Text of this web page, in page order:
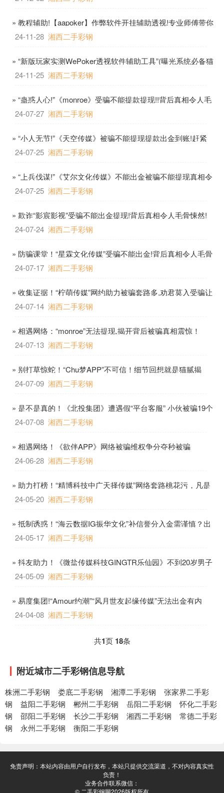
» 教程辅助!【aapoker】作弊软件开挂辅助透视!专业师傅带你
24-11-28 湘西二手彩钢
» “新版玩家实测WePoker透视软件辅助工具”(曝光系统必备猫
24-11-25 湘西二手彩钢
» “蛊惑人心!”《monroe》受骗不能提款提现!!背后真相令人毛
24-07-27 湘西二手彩钢
» “小人无节!”《天空传媒》被骗不能提现提款出金到账!赶紧
24-07-25 湘西二手彩钢
» “上兵伐谋!”《艾尔文化传媒》不能出金被骗不能提现真相令
24-07-25 湘西二手彩钢
» 欺诈“影宸影视”受骗不能出金提现!背后真相令人毛骨悚然!
24-07-24 湘西二手彩钢
» 防骗课堂！“星霖文化传媒”受骗不能出金!背后真相令人毛骨
24-07-17 湘西二手彩钢
» 收集证据！“柠萌传媒”网约助力被骗套路多,劝君莫入受骗让
24-07-14 湘西二手彩钢
» 相遇网络：“monroe”无法提现,揭开背后被骗真相震惊！
24-07-13 湘西二手彩钢
» 别打草惊蛇！“Chu梦APP”不可信！细节回想就是猫腻揭
24-07-09 湘西二手彩钢
» 是不是真的！《北投集团》遭遇假“平台客服” 小伙被骗19个
24-07-08 湘西二手彩钢
» 相遇网络！《欲伴APP》网络被骗维权争分夺秒被骗
24-06-28 湘西二手彩钢
» 助力打榜！“精博科技中广天择传媒”网络套路桃花污，凡是
24-05-20 湘西二手彩钢
» 抵制诱惑！“海云数据IG振华文化”补信誉分入金需谨慎？出
24-05-17 湘西二手彩钢
» 抖友助力！《微盐传媒科技GINGTR乐仙园》不到20岁男子
24-05-09 湘西二手彩钢
» 易度集团!“Amour约潮”“风月世友起缘传媒”无法出金有内
24-04-08 湘西二手彩钢
共1页 18条
附近城市二手彩钢信息导航
株洲二手彩钢 娄底二手彩钢 湘潭二手彩钢
张家界二手彩
钢
益阳二手彩钢 郴州二手彩钢 岳阳二手彩钢
怀化二手彩
钢
邵阳二手彩钢 长沙二手彩钢 湘西二手彩钢
常德二手彩
钢
永州二手彩钢 衡阳二手彩钢
免责声明：本站内容由用户自行发布，本站只提供交流渠道，不对内容真实性
负责！
业务合作联系微信：
© 二手彩钢网2026版权所有